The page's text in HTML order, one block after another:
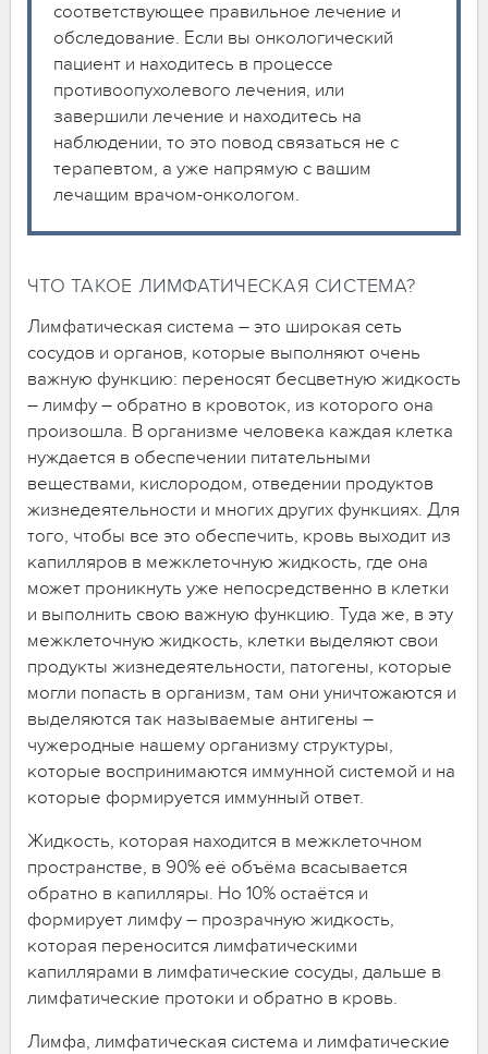
соответствующее правильное лечение и
обследование. Если вы онкологический
пациент и находитесь в процессе
противоопухолевого лечения, или
завершили лечение и находитесь на
наблюдении, то это повод связаться не с
терапевтом, а уже напрямую с вашим
лечащим врачом-онкологом.
ЧТО ТАКОЕ ЛИМФАТИЧЕСКАЯ СИСТЕМА?
Лимфатическая система – это широкая сеть
сосудов и органов, которые выполняют очень
важную функцию: переносят бесцветную жидкость
– лимфу – обратно в кровоток, из которого она
произошла. В организме человека каждая клетка
нуждается в обеспечении питательными
веществами, кислородом, отведении продуктов
жизнедеятельности и многих других функциях. Для
того, чтобы все это обеспечить, кровь выходит из
капилляров в межклеточную жидкость, где она
может проникнуть уже непосредственно в клетки
и выполнить свою важную функцию. Туда же, в эту
межклеточную жидкость, клетки выделяют свои
продукты жизнедеятельности, патогены, которые
могли попасть в организм, там они уничтожаются и
выделяются так называемые антигены –
чужеродные нашему организму структуры,
которые воспринимаются иммунной системой и на
которые формируется иммунный ответ.
Жидкость, которая находится в межклеточном
пространстве, в 90% её объёма всасывается
обратно в капилляры. Но 10% остаётся и
формирует лимфу – прозрачную жидкость,
которая переносится лимфатическими
капиллярами в лимфатические сосуды, дальше в
лимфатические протоки и обратно в кровь.
Лимфа, лимфатическая система и лимфатические